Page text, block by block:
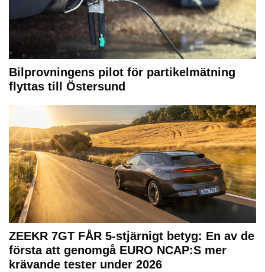
Bilprovningens pilot för partikelmätning
flyttas till Östersund
ZEEKR 7GT FÅR 5-stjärnigt betyg: En av de
första att genomgå EURO NCAP:S mer
krävande tester under 2026